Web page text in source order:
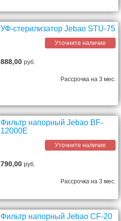
УФ-стерилизатор Jebao STU-75
Уточните наличие
888,00руб.
Рассрочка на 3 мес.
Фильтр напорный Jebao BF-
12000E
Уточните наличие
790,00руб.
Рассрочка на 3 мес.
Фильтр напорный Jebao CF-20